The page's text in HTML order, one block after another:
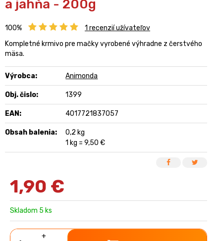
a jahňa - 200g
100% 1 recenzií užívateľov
Kompletné krmivo pre mačky vyrobené výhradne z čerstvého
mäsa.
Výrobca: Animonda
Obj. čislo: 1399
EAN: 4017721837057
Obsah balenia:
0,2 kg
1 kg = 9,50 €
1,90 €
Skladom 5 ks
+